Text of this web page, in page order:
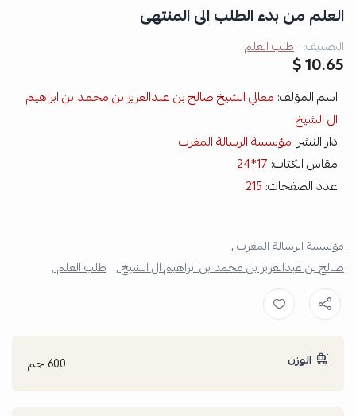
العلم من بدء الطلب الى المنتهى
التصنيف: طلب العلم
10.65 $
اسم المؤلف: معالي الشيخ صالح بن عبدالعزيز بن محمد بن ابراهيم
ال الشيخ
دار النشر: مؤسسة الرسالة المغرب
مقاس الكتاب: 17*24
عدد الصفحات: 215
مؤسسة الرسالة المغرب ,
صالح بن عبدالعزيز بن محمد بن ابراهيم ال الشيخ , طلب العلم ,
الوزن 600 جم